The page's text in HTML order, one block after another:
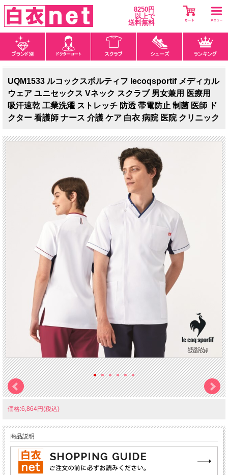
8250円
以上で
送料無料
UQM1533 ルコックスポルティフ lecoqsportif メディカル
ウェア ユニセックス Vネック スクラブ 男女兼用 医療用
吸汗速乾 工業洗濯 ストレッチ 防透 帯電防止 制菌 医師 ド
クター 看護師 ナース 介護 ケア 白衣 病院 医院 クリニック
価格:6,864円(税込)
商品説明